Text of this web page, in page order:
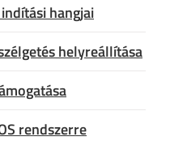
hangjai
helyreállítása
rendszerre